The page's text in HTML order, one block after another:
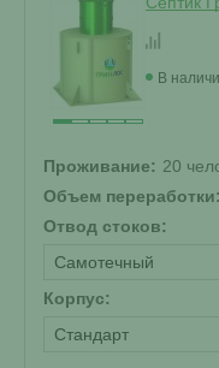
В
Проживание: 20
Объем переработки:
Отвод стоков:
Самотечный
Корпус:
Стандарт